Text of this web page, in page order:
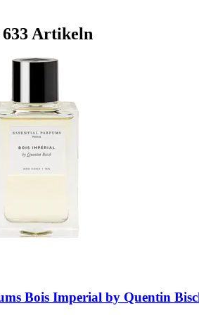
633 Artikeln
Bois Imperial by Quentin